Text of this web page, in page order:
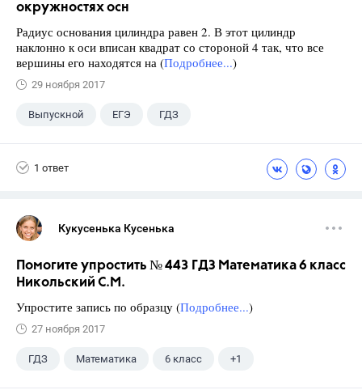
окружностях осн
Радиус основания цилиндра равен 2. В этот цилиндр
наклонно к оси вписан квадрат со стороной 4 так, что все
вершины его находятся на (Подробнее...)
29 ноября 2017
Выпускной ЕГЭ ГДЗ
1 ответ
Кукусенька Кусенька
Помогите упростить № 443 ГДЗ Математика 6 класс
Никольский С.М.
Упростите запись по образцу (Подробнее...)
27 ноября 2017
ГДЗ Математика 6 класс +1